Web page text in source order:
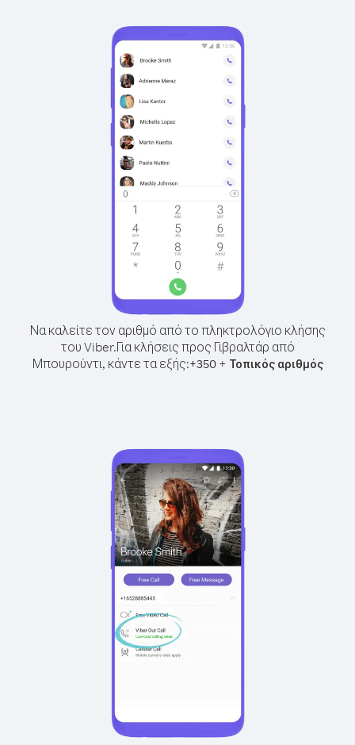
Να καλείτε τον αριθμό από το πληκτρολόγιο κλήσης
του Viber.Για κλήσεις προς Γιβραλτάρ από
Μπουρούντι, κάντε τα εξής:+350+ Τοπικός αριθμός